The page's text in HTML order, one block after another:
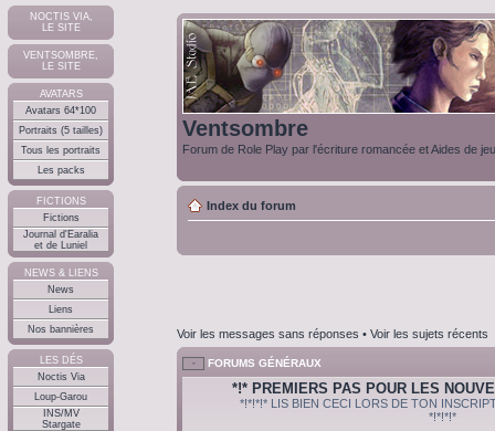
NOCTIS VIA,
LE SITE
VENTSOMBRE,
LE SITE
AVATARS
Avatars 64*100
Portraits (5 tailles)
Tous les portraits
Les packs
FICTIONS
Fictions
Journal d'Earalia
et de Luniel
NEWS & LIENS
News
Liens
Nos bannières
LES DÉS
Noctis Via
Loup-Garou
INS/MV
Stargate
Ventsombre
Forum de Role Play par l'écriture romancée et Aides de
Index du forum
Voir les messages sans réponses • Voir les sujets récents
FORUMS GÉNÉRAUX
*!* PREMIERS PAS POUR LES
*!*!*!* LIS BIEN CECI LORS DE TON
*!*!*!*